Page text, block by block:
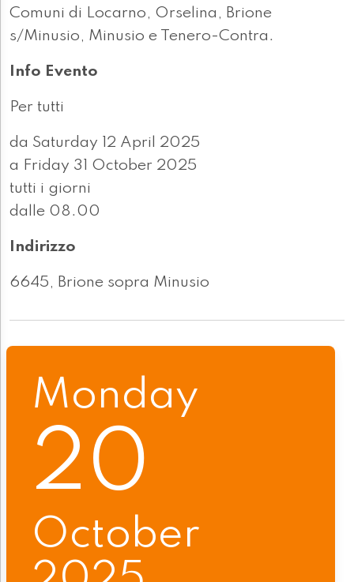
Comuni di Locarno, Orselina, Brione
s/Minusio, Minusio e Tenero-Contra.
Info Evento
Per tutti
da Saturday 12 April 2025
a Friday 31 October 2025
tutti i giorni
dalle 08.00
Indirizzo
6645, Brione sopra Minusio
Monday
20
October